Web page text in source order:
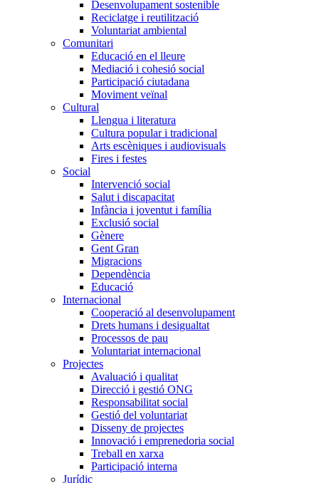
Desenvolupament sostenible
Reciclatge i reutilització
Voluntariat ambiental
Comunitari
Educació en el lleure
Mediació i cohesió social
Participació ciutadana
Moviment veïnal
Cultural
Llengua i literatura
Cultura popular i tradicional
Arts escèniques i audiovisuals
Fires i festes
Social
Intervenció social
Salut i discapacitat
Infància i joventut i família
Exclusió social
Gènere
Gent Gran
Migracions
Dependència
Educació
Internacional
Cooperació al desenvolupament
Drets humans i desigualtat
Processos de pau
Voluntariat internacional
Projectes
Avaluació i qualitat
Direcció i gestió ONG
Responsabilitat social
Gestió del voluntariat
Disseny de projectes
Innovació i emprenedoria social
Treball en xarxa
Participació interna
Jurídic